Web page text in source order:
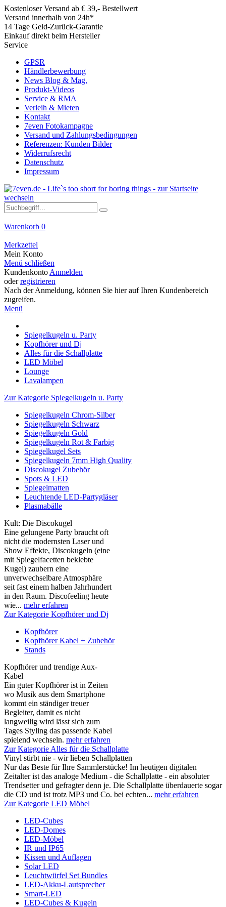
Kostenloser Versand ab € 39,- Bestellwert
Versand innerhalb von 24h*
14 Tage Geld-Zurück-Garantie
Einkauf direkt beim Hersteller
Service
GPSR
Händlerbewerbung
News Blog & Mag.
Produkt-Videos
Service & RMA
Verleih & Mieten
Kontakt
7even Fotokampagne
Versand und Zahlungsbedingungen
Referenzen: Kunden Bilder
Widerrufsrecht
Datenschutz
Impressum
Warenkorb 0
Merkzettel
Mein Konto
Menü schließen
Kundenkonto Anmelden
oderregistrieren
Nach der Anmeldung, können Sie hier auf Ihren Kundenbereich
zugreifen.
Menü
Spiegelkugeln u. Party
Kopfhörer und Dj
Alles für die Schallplatte
LED Möbel
Lounge
Lavalampen
Zur Kategorie Spiegelkugeln u. Party
Spiegelkugeln Chrom-Silber
Spiegelkugeln Schwarz
Spiegelkugeln Gold
Spiegelkugeln Rot & Farbig
Spiegelkugel Sets
Spiegelkugeln 7mm High Quality
Discokugel Zubehör
Spots & LED
Spiegelmatten
Leuchtende LED-Partygläser
Plasmabälle
Kult: Die Discokugel
Eine gelungene Party braucht oft
nicht die modernsten Laser und
Show Effekte, Discokugeln (eine
mit Spiegelfacetten beklebte
Kugel) zaubern eine
unverwechselbare Atmosphäre
seit fast einem halben Jahrhundert
in den Raum. Discofeeling heute
wie... mehr erfahren
Zur Kategorie Kopfhörer und Dj
Kopfhörer
Kopfhörer Kabel + Zubehör
Stands
Kopfhörer und trendige Aux-
Kabel
Ein guter Kopfhörer ist in Zeiten
wo Musik aus dem Smartphone
kommt ein ständiger treuer
Begleiter, damit es nicht
langweilig wird lässt sich zum
Tages Styling das passende Kabel
spielend wechseln. mehr erfahren
Zur Kategorie Alles für die Schallplatte
Vinyl stirbt nie - wir lieben Schallplatten
Nur das Beste für Ihre Sammlerstücke! Im heutigen digitalen
Zeitalter ist das analoge Medium - die Schallplatte - ein absoluter
Trendsetter und gefragter denn je. Die Schallplatte überdauerte sogar
die CD und ist trotz MP3 und Co. bei echten... mehr erfahren
Zur Kategorie LED Möbel
LED-Cubes
LED-Domes
LED-Möbel
IR und IP65
Kissen und Auflagen
Solar LED
Leuchtwürfel Set Bundles
LED-Akku-Lautsprecher
Smart-LED
LED-Cubes & Kugeln